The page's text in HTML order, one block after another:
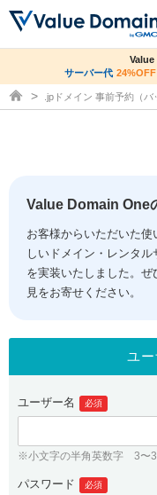
ドメイントップ
ドメイン移管
ドメイン価格一覧
ドメイン一括検索
.jpドメインオークション
gTLDオークション
.jpドメインバックオーダー
プレミアムドメイン
人気ドメインの種類
コアサーバー
バリューサーバー
XREA
セキュリティトップ
Value Domain ネットde診断
SSL証明書
サービストップ
お得意様割引
紹介制度
バリュードメインAPI
ドメイン・ホスティングOEM
従来のバリ
co.jpドメイン✕コ
サー
Value
サーバー代 24%OFF
ドメイン取得ならバリュード
.jpドメイン 事前予約（
Value Domain One
お客様からいただいた
しいドメイン・レンタ
を実装いたしました。
見をお寄せください。
ユ
ユーザー名 必須
※小文字の半角英数字 3〜
パスワード 必須